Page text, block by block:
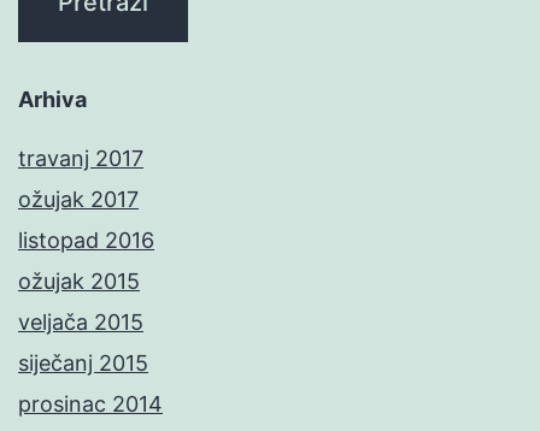
Arhiva
travanj 2017
ožujak 2017
listopad 2016
ožujak 2015
veljača 2015
siječanj 2015
prosinac 2014